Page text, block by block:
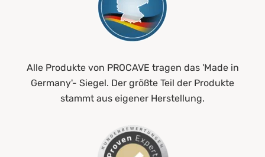
Alle Produkte von PROCAVE tragen das 'Made in
Germany'- Siegel. Der größte Teil der Produkte
stammt aus eigener Herstellung.